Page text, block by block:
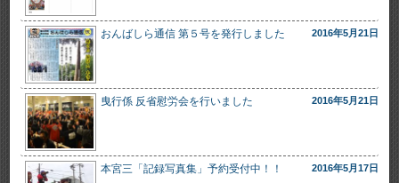
おんばしら通信 第５号を発行しました 2016年5月21日
曳行係 反省慰労会を行いました 2016年5月21日
本宮三「記録写真集」予約受付中！！ 2016年5月17日